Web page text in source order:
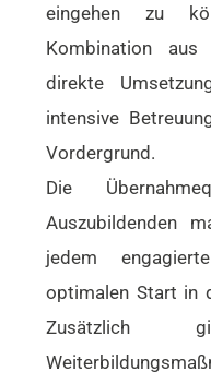
eingehen zu
Kombination aus
direkte
intensive
Vordergrund.
Die
Auszubildenden
jedem
optimalen Start in
Zusätzlich